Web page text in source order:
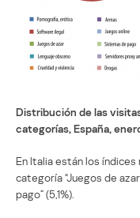
Distribución de las
categorías, España,
En Italia están los
categoría “Juegos de
pago” (5,1%).